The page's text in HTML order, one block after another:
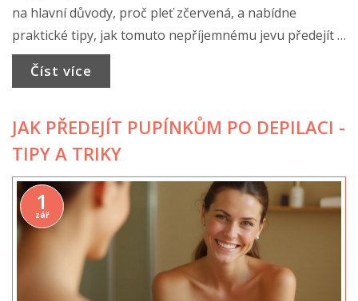
na hlavní důvody, proč pleť zčervená, a nabídne
praktické tipy, jak tomuto nepříjemnému jevu předejít a
udržet pleť zdravou a krásnou.
Číst více
JAK PŘEDEJÍT PUPÍNKŮM PO DEPILACI -
TIPY A TRIKY
1
zář